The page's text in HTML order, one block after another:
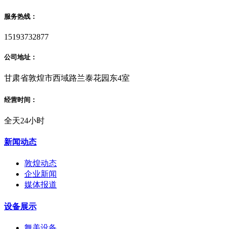
服务热线：
15193732877
公司地址：
甘肃省敦煌市西域路兰泰花园东4室
经营时间：
全天24小时
新闻动态
敦煌动态
企业新闻
媒体报道
设备展示